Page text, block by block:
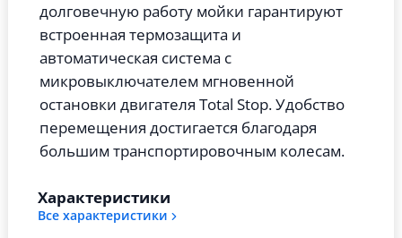
долговечную работу мойки гарантируют
встроенная термозащита и
автоматическая система с
микровыключателем мгновенной
остановки двигателя Total Stop. Удобство
перемещения достигается благодаря
большим транспортировочным колесам.
Характеристики
Все характеристики